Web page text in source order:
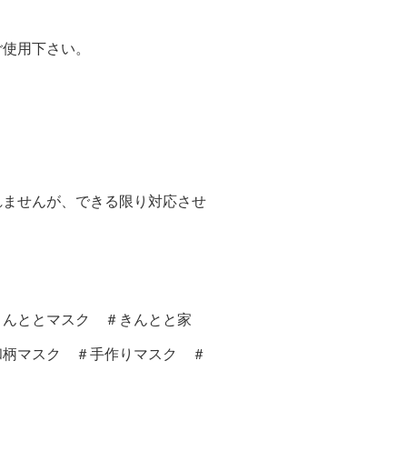
用下さい。
せんが、できる限り対応させ
ととマスク ＃きんとと家
マスク ＃手作りマスク ＃